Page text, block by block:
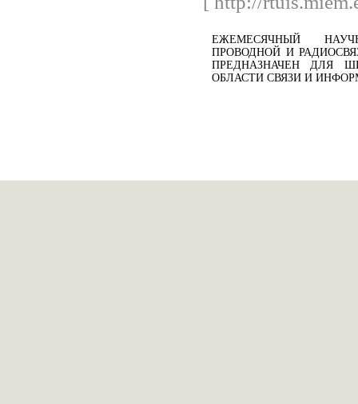
ЕЖЕМЕСЯЧНЫЙ
ПРОВОДНОЙ И
ПРЕДНАЗНАЧЕН ДЛЯ
ОБЛАСТИ СВЯЗИ И